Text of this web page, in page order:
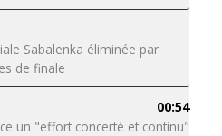
Sabalenka éliminée par
de finale
00:54
un "effort concerté et continu"